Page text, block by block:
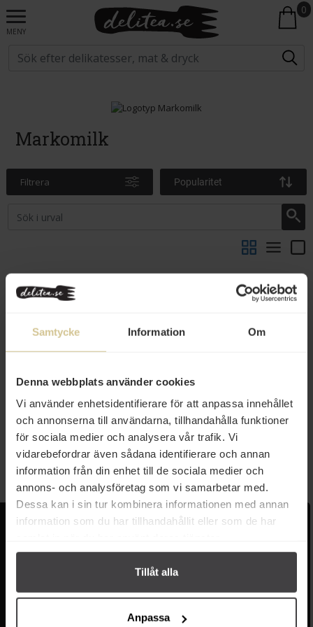
Samtycke Information Om
Denna webbplats använder cookies
Vi använder enhetsidentifierare för att anpassa innehållet
och annonserna till användarna, tillhandahålla funktioner
för sociala medier och analysera vår trafik. Vi
vidarebefordrar även sådana identifierare och annan
information från din enhet till de sociala medier och
annons- och analysföretag som vi samarbetar med.
Dessa kan i sin tur kombinera informationen med annan
information som du har tillhandahållit eller som de har
Tillåt alla
Anpassa
MENY
0
Markomilk
Filtrera Popularitet
23 kr
Markomilk Kondenserad Mjölk
397g
Köp
26 kr
Markomilk Dulche de Leche
397g
Köp
Kundservice
Kontakta oss
Betalning
Populära länkar
Monin
Lyxkonserver
Olivolja
Kaffe & Te